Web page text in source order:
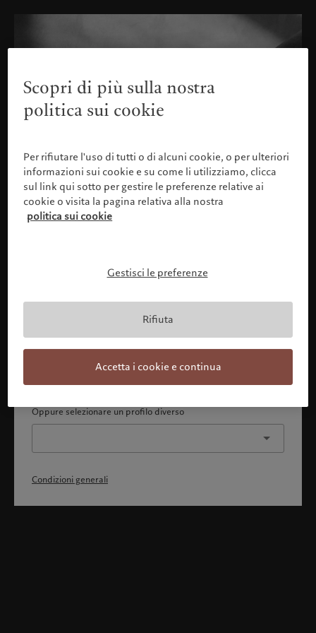
Confermare il proprio profilo
Con la presente dichiaro 1) di aver pienamente compreso
cittadino o residente degli Stati Uniti o del Canada.
Continua
Oppure selezionare un profilo diverso
Condizioni generali
Scopri di più sulla nostra
politica sui cookie
Per rifiutare l'uso di tutti o di alcuni cookie, o per ulteriori
informazioni sui cookie e su come li utilizziamo, clicca
sul link qui sotto per gestire le preferenze relative ai
cookie o visita la pagina relativa alla nostra
politica sui cookie
Gestisci le preferenze
Rifiuta
Accetta i cookie e continua